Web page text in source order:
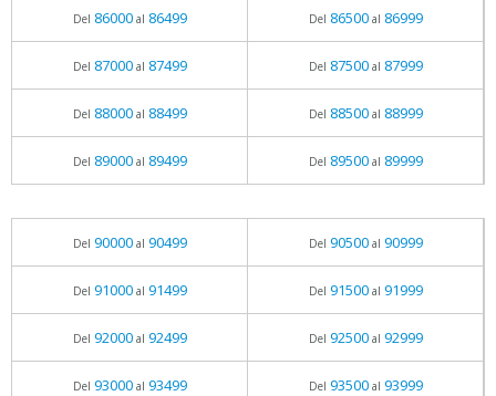
Del 86000al 86499 Del 86500al 86999
Del 87000al 87499 Del 87500al 87999
Del 88000al 88499 Del 88500al 88999
Del 89000al 89499 Del 89500al 89999
Del 90000al 90499 Del 90500al 90999
Del 91000al 91499 Del 91500al 91999
Del 92000al 92499 Del 92500al 92999
Del 93000al 93499 Del 93500al 93999